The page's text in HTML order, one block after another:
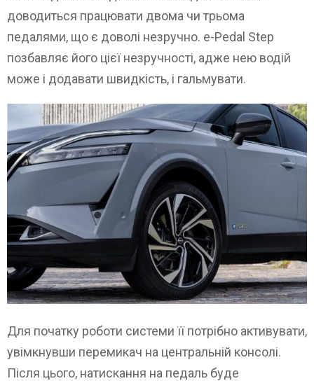
доводиться працювати двома чи трьома
педалями, що є доволі незручно. e-Pedal Step
позбавляє його цієї незручності, адже нею водій
може і додавати швидкість, і гальмувати.
Для початку роботи системи її потрібно активувати,
увімкнувши перемикач на центральній консолі.
Після цього, натискання на педаль буде